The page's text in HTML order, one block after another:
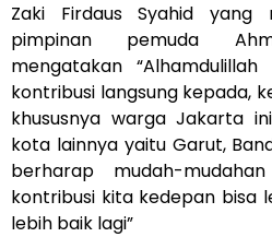
Zaki Firdaus Syahid yang
pimpinan pemuda
mengatakan
kontribusi langsung kepada,
khususnya warga Jakarta
kota lainnya yaitu Garut,
berharap mudah-
kontribusi kita kedepan bisa
lebih baik lagi”